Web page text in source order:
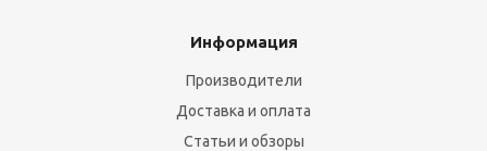
Информация
Производители
Доставка и оплата
Статьи и обзоры